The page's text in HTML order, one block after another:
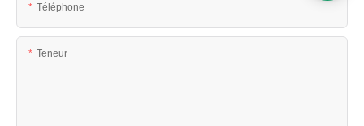
Téléphone
Teneur